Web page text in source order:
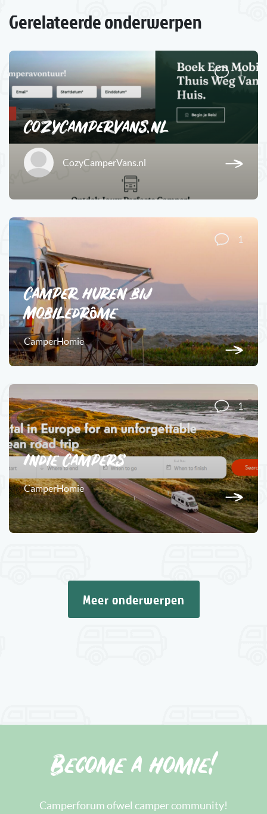
Gerelateerde onderwerpen
1
CozyCamperVans.nl
CozyCamperVans.nl
1
Camper huren bij
Mobiledrôme
CamperHomie
1
Indie Campers
CamperHomie
Meer onderwerpen
Become a homie!
Camperforum ofwel camper community!